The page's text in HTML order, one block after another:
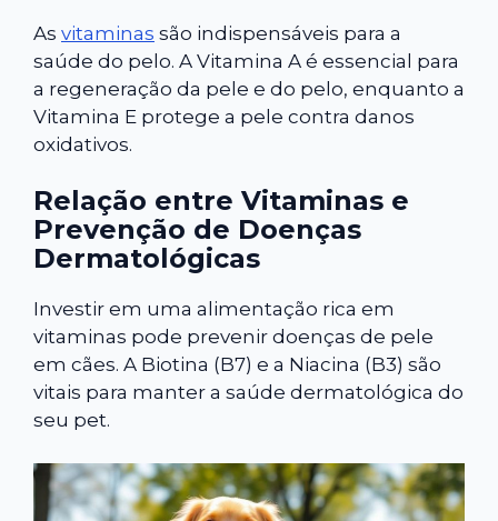
As vitaminas são indispensáveis para a
saúde do pelo. A Vitamina A é essencial para
a regeneração da pele e do pelo, enquanto a
Vitamina E protege a pele contra danos
oxidativos.
Relação entre Vitaminas e
Prevenção de Doenças
Dermatológicas
Investir em uma alimentação rica em
vitaminas pode prevenir doenças de pele
em cães. A Biotina (B7) e a Niacina (B3) são
vitais para manter a saúde dermatológica do
seu pet.